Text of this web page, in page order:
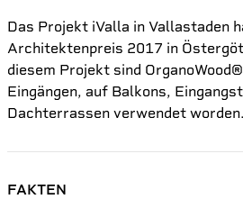
Das Projekt iValla in Vallastaden
Architektenpreis 2017 in
diesem Projekt sind
Eingängen, auf Balkons,
Dachterrassen verwendet worden.
FAKTEN